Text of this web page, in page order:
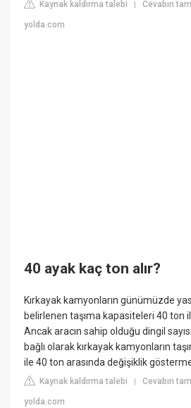
Kaynak kaldırma talebi |Cevabın
yolda.com
40 ayak kaç ton alır?
Kırkayak kamyonların günümüzde
belirlenen taşıma kapasiteleri 40 ton
Ancak aracın sahip olduğu dingil
bağlı olarak kırkayak kamyonların
ile 40 ton arasında değişiklik
Kaynak kaldırma talebi |Cevabın
yolda.com